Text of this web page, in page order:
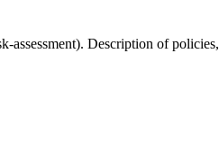
Description of